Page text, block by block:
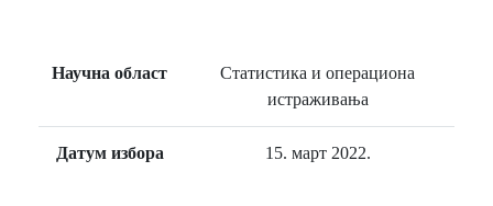
Научна област
Статистика и операциона
истраживања
Датум избора 15. март 2022.